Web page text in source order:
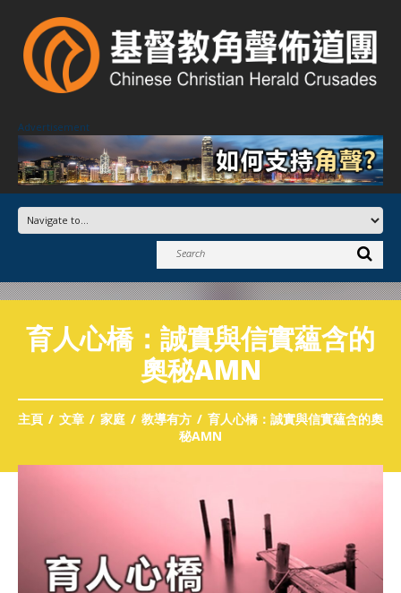
Advertisement
育人心橋：誠實與信實蘊含的
奧秘AMN
主頁 文章 家庭 教導有方
育人心橋：誠實與信實蘊含的奧
秘AMN